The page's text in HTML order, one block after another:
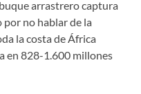
arrastrero captura
por no hablar de la
la costa de África
en 828-1.600 millones